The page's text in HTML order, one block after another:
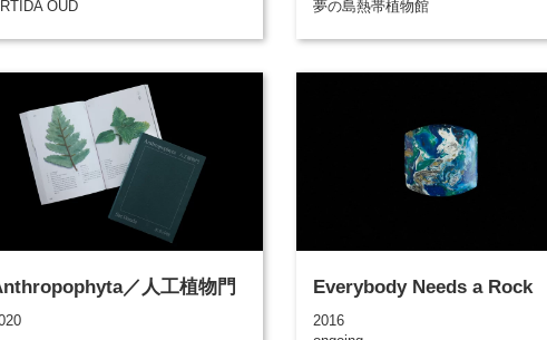
OUD
夢の島熱帯植物館
／人工植物門 Everybody Needs a Rock
2016